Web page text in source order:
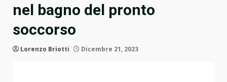
nel bagno del pronto
soccorso
Lorenzo Briotti Dicembre 21, 2023